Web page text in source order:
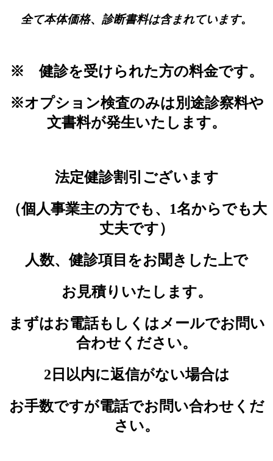
全て本体価格、 診断書料は含まれています。
※ 健診を受けられた方の料金です。
※オプション検査のみは別途診察料や
文書料が発生いたします。
法定健診割引ございます
（個人事業主の方でも、1名からでも大
丈夫です）
人数、健診項目をお聞きした上で
お見積りいたします。
まずはお電話もしくはメールでお問い
合わせください。
2日以内に返信がない場合は
お手数ですが電話でお問い合わせくだ
さい。